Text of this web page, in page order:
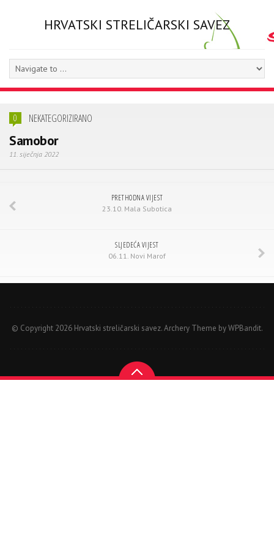
HRVATSKI STRELIČARSKI SAVEZ
0 NEKATEGORIZIRANO
Samobor
11. siječnja 2022
PRETHODNA VIJEST
23.10. Mala Subotica
SLJEDEĆA VIJEST
06.11. Novi Marof
© Copyright 2026 Hrvatski streličarski savez.Archery Theme byWPBandit.